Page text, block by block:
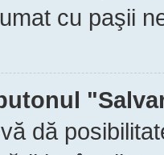
cu paşii
dă